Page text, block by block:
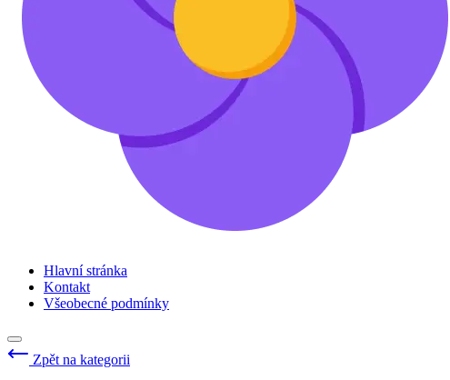
Hlavní stránka
Kontakt
Všeobecné podmínky
Zpět na kategorii